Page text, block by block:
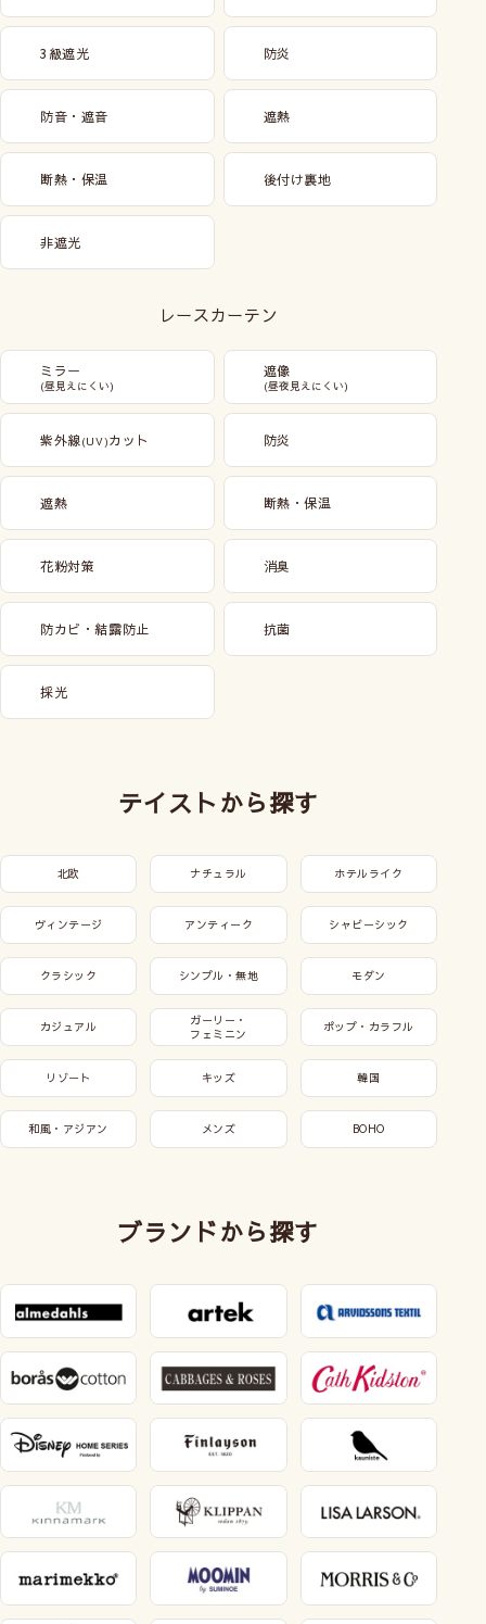
3級遮光 防炎
防音・遮音 遮熱
断熱・保温 後付け裏地
非遮光
レースカーテン
ミラー
(昼見えにくい)
遮像
(昼夜見えにくい)
紫外線(UV)カット 防炎
遮熱 断熱・保温
花粉対策 消臭
防カビ・結露防止 抗菌
採光
テイストから探す
北欧 ナチュラル ホテルライク
ヴィンテージ アンティーク シャビーシック
クラシック シンプル・無地 モダン
カジュアル
ガーリー・
フェミニン
ポップ・カラフル
リゾート キッズ 韓国
和風・アジアン メンズ BOHO
ブランドから探す